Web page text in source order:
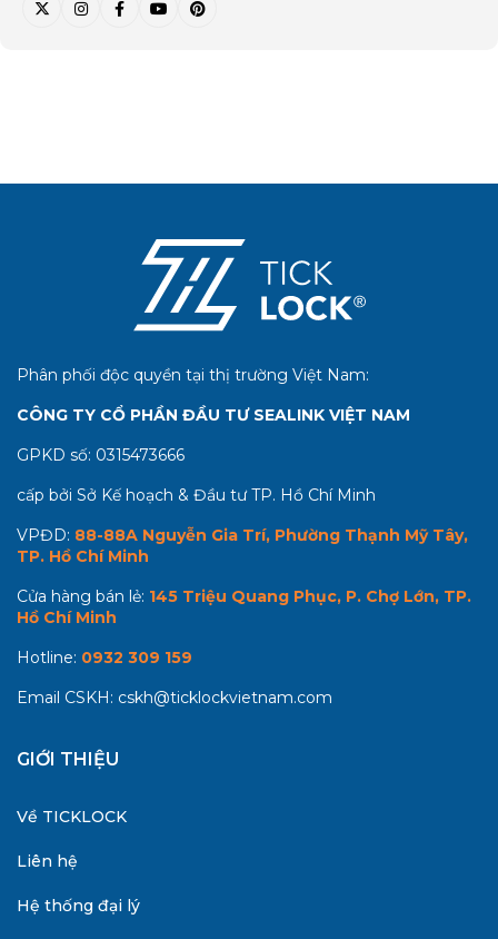
Phân phối độc quyền tại thị trường Việt Nam:
CÔNG TY CỔ PHẦN ĐẦU TƯ SEALINK VIỆT NAM
GPKD số: 0315473666
cấp bởi Sở Kế hoạch & Đầu tư TP. Hồ Chí Minh
VPĐD: 88-88A Nguyễn Gia Trí, Phường Thạnh Mỹ Tây,
TP. Hồ Chí Minh
Cửa hàng bán lẻ: 145 Triệu Quang Phục, P. Chợ Lớn, TP.
Hồ Chí Minh
Hotline: 0932 309 159
Email CSKH: cskh@ticklockvietnam.com
GIỚI THIỆU
Về TICKLOCK
Liên hệ
Hệ thống đại lý